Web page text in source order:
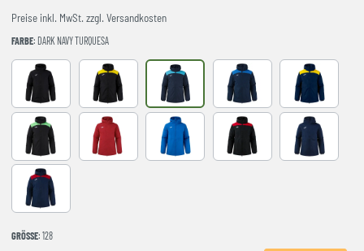
Preise inkl. MwSt. zzgl. Versandkosten
FARBE: DARK NAVY TURQUESA
Black BLACK-YELLOW DARK NAVY TURQUESANAVY-ROYAL NAVY-
NEGRO-VERDE FLUOR
red royal BLACK-RED NAVY
NAVY-RED
GRÖSSE : 128